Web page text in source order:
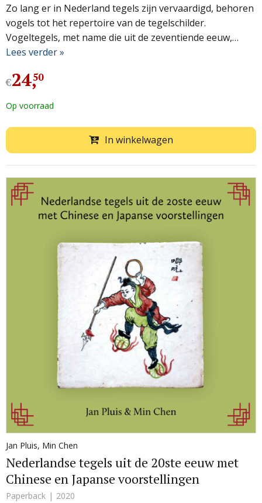
Zo lang er in Nederland tegels zijn vervaardigd, behoren
vogels tot het repertoire van de tegelschilder.
Vogeltegels, met name die uit de zeventiende eeuw,…
Lees verder »
€24,
50
Op voorraad
In winkelwagen
Jan Pluis, Min Chen
Nederlandse tegels uit de 20ste eeuw met
Chinese en Japanse voorstellingen
Paperback 2020